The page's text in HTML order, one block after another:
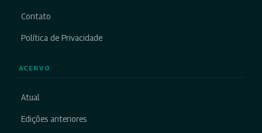
Contato
Política de Privacidade
ACERVO
Atual
Edições anteriores